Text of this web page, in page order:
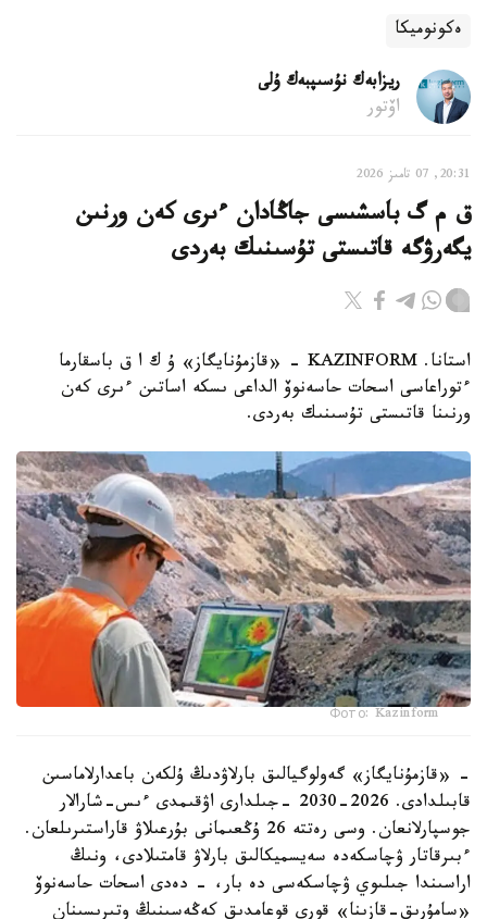
ەكونوميكا
ريزابەك نۇسىپبەك ۇلى
اۆتور
20:31, 07 تامىز 2026
ق م گ باسشىسى جاڭادان ءىرى كەن ورنىن
يگەرۋگە قاتىستى تۇسىنىك بەردى
استانا. KAZINFORM - «قازمۇنايگاز» ۇ ك ا ق باسقارما
ءتوراعاسى اسحات حاسەنوۆ الداعى ىسكە اساتىن ءىرى كەن
ورنىنا قاتىستى تۇسىنىك بەردى.
Фото: Kazinform
- «قازمۇنايگاز» گەولوگيالىق بارلاۋدىڭ ۇلكەن باعدارلاماسىن
قابىلدادى. 2026-2030 -جىلدارى اۋقىمدى ءىس-شارالار
جوسپارلانعان. وسى رەتتە 26 ۇڭعىمانى بۇرعىلاۋ قاراستىرىلعان.
ءبىرقاتار ۋچاسكەدە سەيسميكالىق بارلاۋ قامتىلادى، ونىڭ
اراسىندا جىلىوي ۋچاسكەسى دە بار، - دەدى اسحات حاسەنوۆ
«سامۇرىق-قازىنا» قورى قوعامدىق كەڭەسىنىڭ وتىرىسىنان